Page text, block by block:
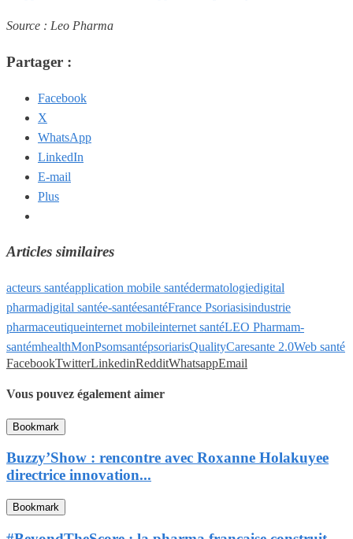
Source : Leo Pharma
Partager :
Facebook
X
WhatsApp
LinkedIn
E-mail
Plus
Articles similaires
acteurs santéapplication mobile santédermatologiedigital
pharmadigital santée-santéesantéFrance Psoriasisindustrie
pharmaceutiqueinternet mobileinternet santéLEO Pharmam-
santémhealthMonPsomsantépsoriarisQualityCaresante 2.0Web santé
FacebookTwitterLinkedinRedditWhatsappEmail
Vous pouvez également aimer
Bookmark
Buzzy’Show : rencontre avec Roxanne Holakuyee
directrice innovation...
Bookmark